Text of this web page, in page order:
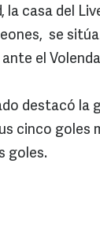
la casa del
se
el
destacó la
cinco goles
goles.